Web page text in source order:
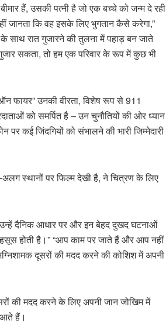
हैं, उसकी पत्नी है जो एक बच्चे को जन्म दे रही
जानता कि वह इसके लिए भुगतान कैसे करेगा,”
साथ रात गुजारने की तुलना में पहाड़ बन जाते
सकता, तो हम एक परिवार के रूप में कुछ भी
फायर” उनकी वीरता, विशेष रूप से 911
को समर्पित है – उन चुनौतियों की ओर ध्यान
कई जिंदगियों को संभालने की भारी जिम्मेदारी
स्थानों पर फिल्म देखी है, ने चित्रण के लिए
उन्हें दैनिक आधार पर और इन बेहद दुखद घटनाओं
होती है।” “आप काम पर जाते हैं और आप नहीं
दूसरों की मदद करने की कोशिश में अपनी
की मदद करने के लिए अपनी जान जोखिम में
हैं।